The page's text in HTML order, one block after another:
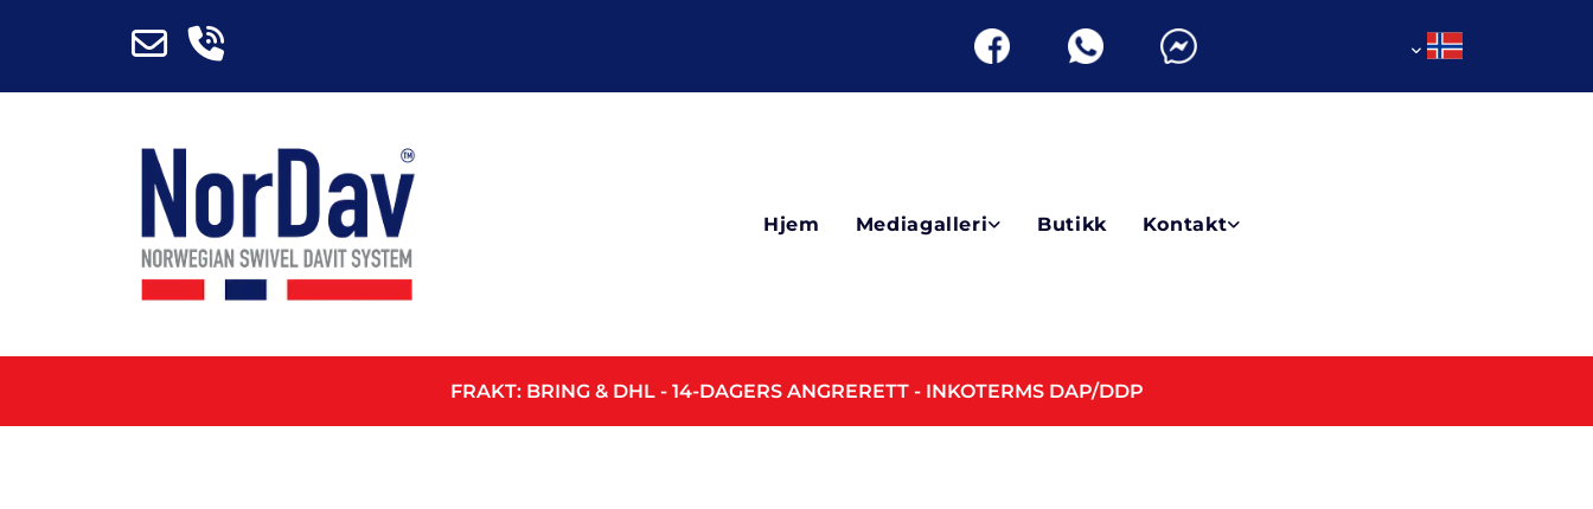
Hjem Mediagalleri Butikk Kontakt
FRAKT: BRING & DHL - 14-DAGERS ANGRERETT - INKOTERMS DAP/DDP